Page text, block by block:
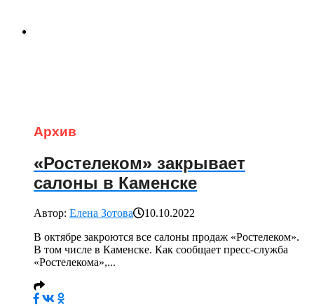
Архив
«Ростелеком» закрывает
салоны в Каменске
Автор: Елена Зотова
10.10.2022
В октябре закроются все салоны продаж «Ростелеком».
В том числе в Каменске. Как сообщает пресс-служба
«Ростелекома»,...